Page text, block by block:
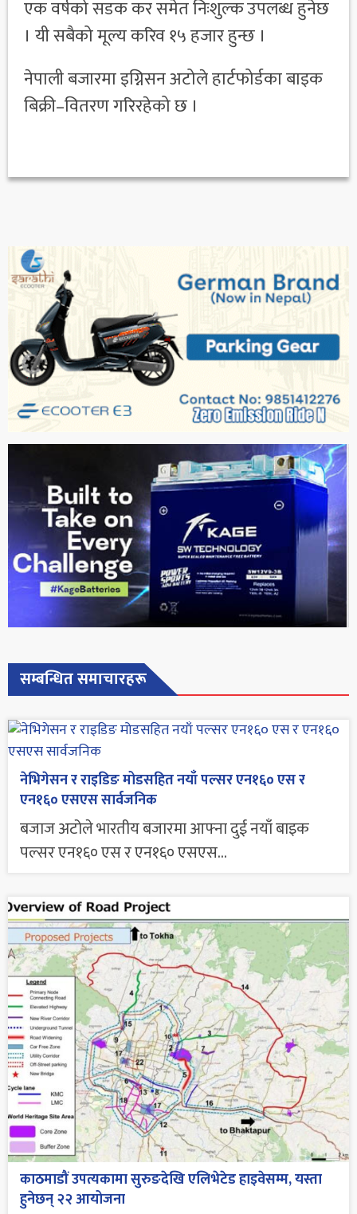
एक वर्षको सडक कर समेत निःशुल्क उपलब्ध हुनेछ
। यी सबैको मूल्य करिव १५ हजार हुन्छ ।
नेपाली बजारमा इग्निसन अटोले हार्टफोर्डका बाइक
बिक्री–वितरण गरिरहेको छ ।
सम्बन्धित समाचारहरू
नेभिगेसन र राइडिङ मोडसहित नयाँ पल्सर एन१६० एस र
एन१६० एसएस सार्वजनिक
बजाज अटोले भारतीय बजारमा आफ्ना दुई नयाँ बाइक
पल्सर एन१६० एस र एन१६० एसएस...
काठमाडौं उपत्यकामा सुरुङदेखि एलिभेटेड हाइवेसम्म, यस्ता
हुनेछन् २२ आयोजना